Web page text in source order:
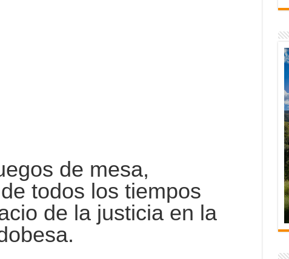
de mesa,
todos los tiempos
de la justicia en la